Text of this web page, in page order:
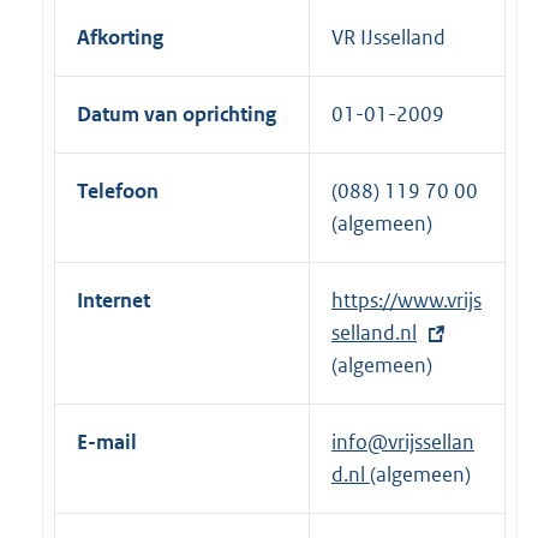
Afkorting VR IJsselland
Datum van oprichting 01-01-2009
Telefoon
(088) 119 70 00
(algemeen)
Internet
E
x
t
e
r
n
https://www.vrijs
selland.nl
(algemeen)
E-mail
info@vrijssellan
d.nl (algemeen)